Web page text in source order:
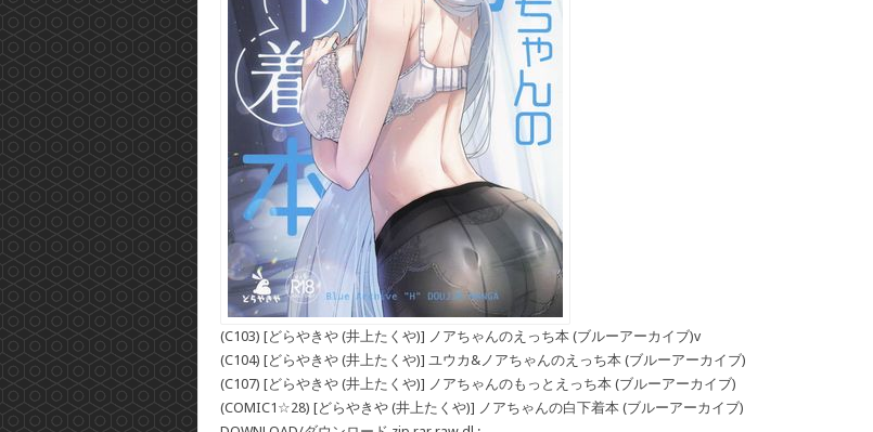
(C103) [どらやきや (井上たくや)] ノアちゃんのえっち本 (ブルーアーカイブ)v
(C104) [どらやきや (井上たくや)] ユウカ&ノアちゃんのえっち本 (ブルーアーカイブ)
(C107) [どらやきや (井上たくや)] ノアちゃんのもっとえっち本 (ブルーアーカイブ)
(COMIC1☆28) [どらやきや (井上たくや)] ノアちゃんの白下着本 (ブルーアーカイブ)